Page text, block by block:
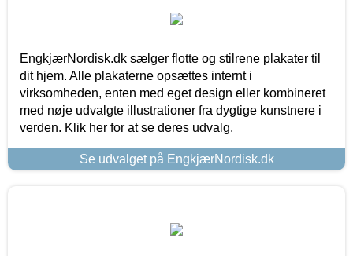
EngkjærNordisk.dk sælger flotte og stilrene plakater til
dit hjem. Alle plakaterne opsættes internt i
virksomheden, enten med eget design eller kombineret
med nøje udvalgte illustrationer fra dygtige kunstnere i
verden. Klik her for at se deres udvalg.
Se udvalget på EngkjærNordisk.dk